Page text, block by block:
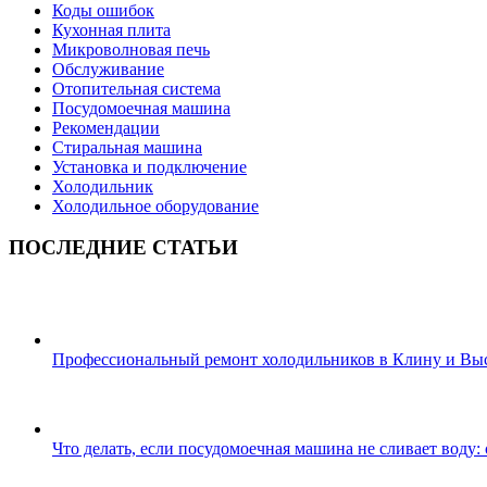
Коды ошибок
Кухонная плита
Микроволновая печь
Обслуживание
Отопительная система
Посудомоечная машина
Рекомендации
Стиральная машина
Установка и подключение
Холодильник
Холодильное оборудование
ПОСЛЕДНИЕ СТАТЬИ
Профессиональный ремонт холодильников в Клину и
Что делать, если посудомоечная машина не сливает воду: